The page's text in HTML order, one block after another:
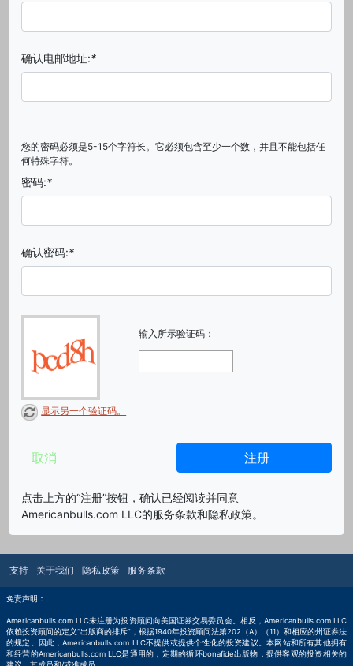
确认电邮地址:*
您的密码必须是5-15个字符长。它必须包含至少一个数，并且不能包括任
何特殊字符。
密码:*
确认密码:*
输入所示验证码：
显示另一个验证码。
注册
取消
点击上方的“注册”按钮，确认已经阅读并同意
Americanbulls.com LLC的服务条款和隐私政策。
支持 关于我们 隐私政策 服务条款
免责声明：
Americanbulls.com LLC未注册为投资顾问向美国证券交易委员会。相反，Americanbulls.com LLC
依赖投资顾问的定义“出版商的排斥”，根据1940年投资顾问法第202（A）（11）和相应的州证券法
的规定。因此，Americanbulls.com LLC不提供或提供个性化的投资建议。本网站和所有其他拥有
和经营的Americanbulls.com LLC是通用的，定期的循环bonafide出版物，提供客观的投资相关的